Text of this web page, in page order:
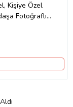
Kişiye Özel
Fotoğraflı